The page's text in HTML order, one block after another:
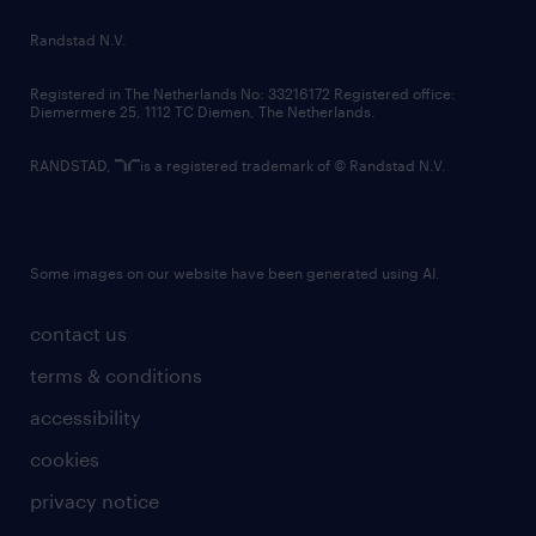
country websites
contact us
terms & conditions
accessibility
cookies
privacy notice
Randstad N.V.
Registered in The Netherlands No: 33216172 Registered office:
Diemermere 25, 1112 TC Diemen, The Netherlands.
RANDSTAD, is a registered trademark of © Randstad N.V.
Some images on our website have been generated using AI.